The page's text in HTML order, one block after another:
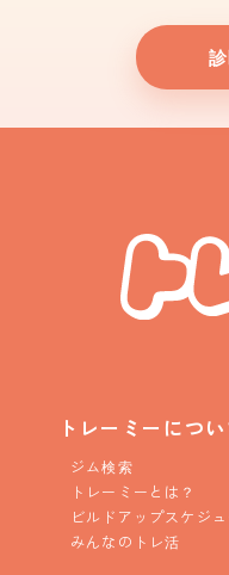
トレーミーにつ
ジム検索
トレーミーとは？
ビルドアップスケジ
みんなのトレ活